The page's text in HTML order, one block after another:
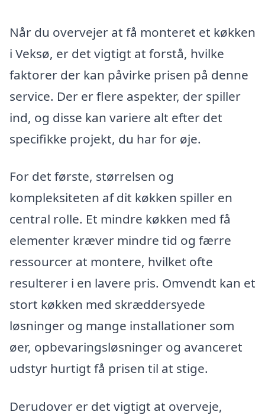
Når du overvejer at få monteret et køkken
i Veksø, er det vigtigt at forstå, hvilke
faktorer der kan påvirke prisen på denne
service. Der er flere aspekter, der spiller
ind, og disse kan variere alt efter det
specifikke projekt, du har for øje.
For det første, størrelsen og
kompleksiteten af dit køkken spiller en
central rolle. Et mindre køkken med få
elementer kræver mindre tid og færre
ressourcer at montere, hvilket ofte
resulterer i en lavere pris. Omvendt kan et
stort køkken med skræddersyede
løsninger og mange installationer som
øer, opbevaringsløsninger og avanceret
udstyr hurtigt få prisen til at stige.
Derudover er det vigtigt at overveje,